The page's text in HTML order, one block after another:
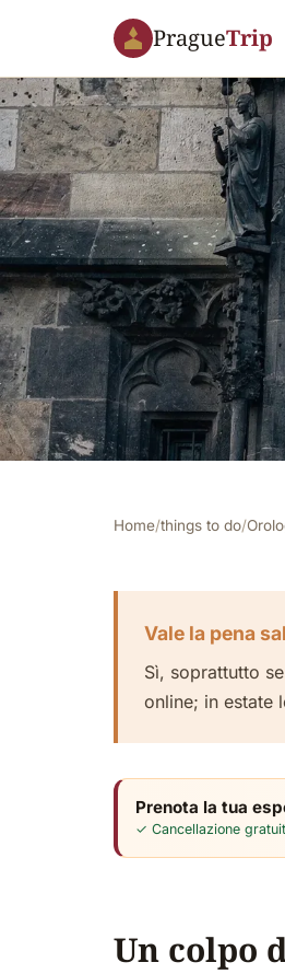
PragueTrip
Home/things to do/
Vale la pena
Sì, soprattutto
online; in estate
Prenota la tua
✓ Cancellazione
Un colpo